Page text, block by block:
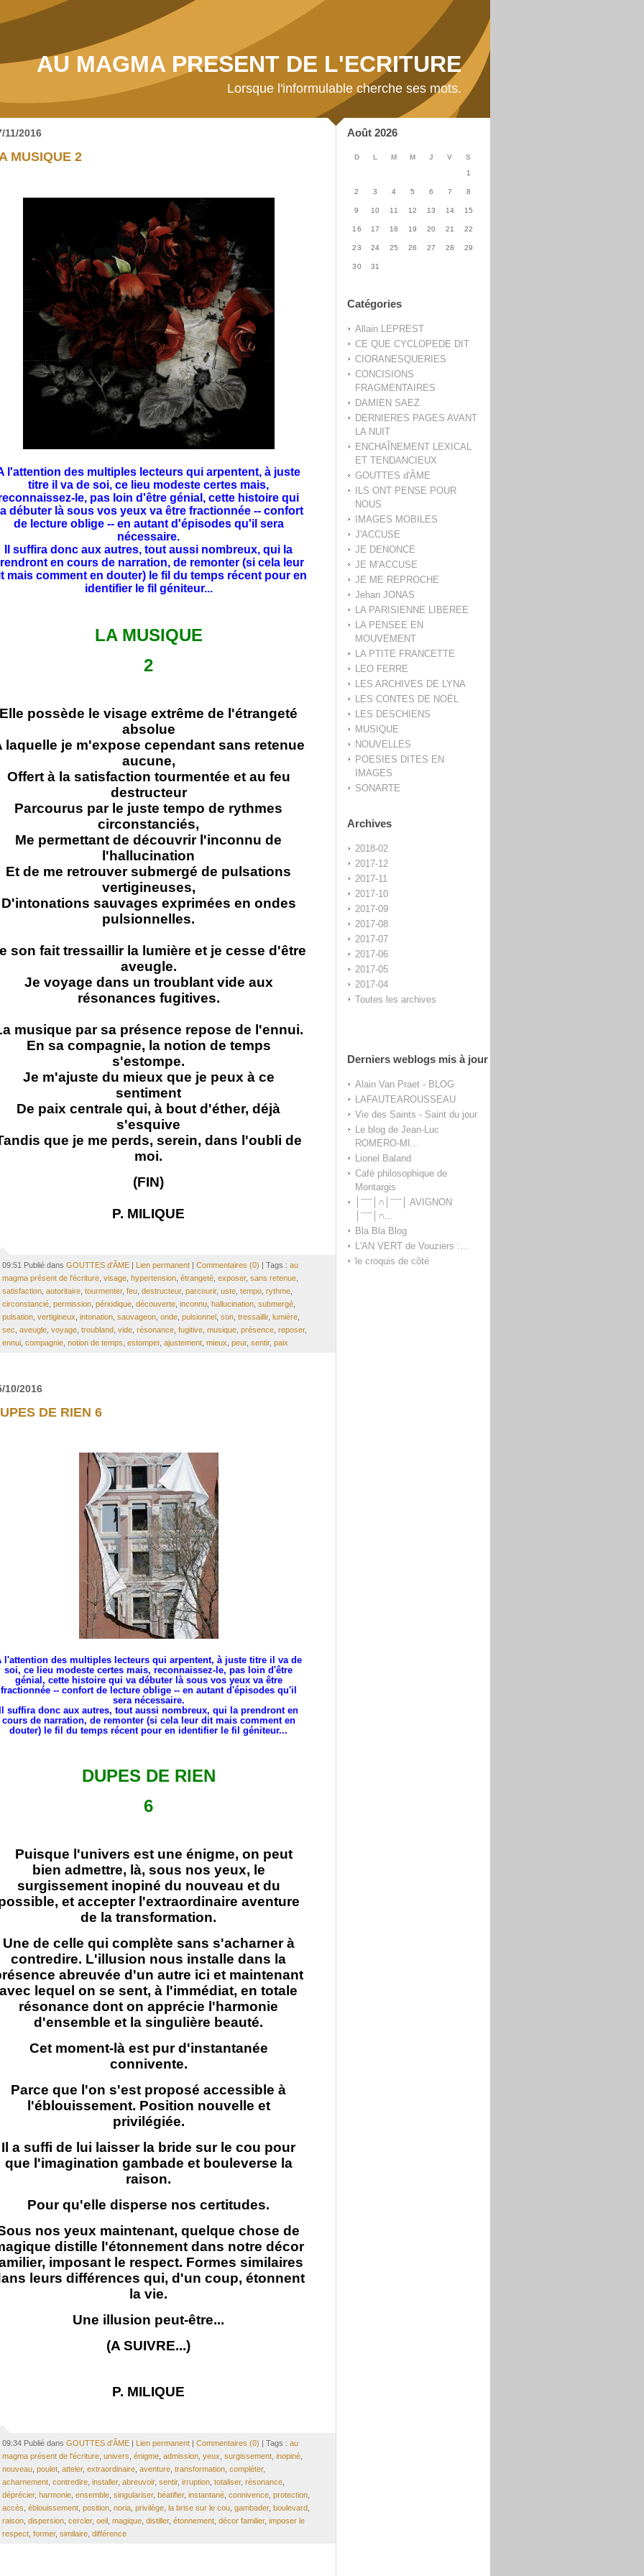
AU MAGMA PRESENT DE L'ECRITURE
Lorsque l'informulable cherche ses mots.
Août 2026
D L M M J V
S
1
2 3 4 5 6 7 8
9 10 11 12 13 14 15
16 17 18 19 20 21 22
23 24 25 26 27 28 29
30 31
Catégories
Allain LEPREST
CE QUE CYCLOPEDE DIT
CIORANESQUERIES
CONCISIONS
FRAGMENTAIRES
DAMIEN SAEZ
DERNIERES PAGES AVANT
LA NUIT
ENCHAÎNEMENT LEXICAL
ET TENDANCIEUX
GOUTTES d'ÂME
ILS ONT PENSE POUR
NOUS
IMAGES MOBILES
J'ACCUSE
JE DENONCE
JE M'ACCUSE
JE ME REPROCHE
Jehan JONAS
LA PARISIENNE LIBEREE
LA PENSEE EN
MOUVEMENT
LA PTITE FRANCETTE
LEO FERRE
LES ARCHIVES DE LYNA
LES CONTES DE NOËL
LES DESCHIENS
MUSIQUE
NOUVELLES
POESIES DITES EN
IMAGES
SONARTE
Archives
2018-02
2017-12
2017-11
2017-10
2017-09
2017-08
2017-07
2017-06
2017-05
2017-04
Toutes les archives
Derniers weblogs mis à jour
Alain Van Praet - BLOG
LAFAUTEAROUSSEAU
Vie des Saints - Saint du jour
Le blog de Jean-Luc
ROMERO-MI...
Lionel Baland
Café philosophique de
Montargis
│ˉˉˉˉ│∩│ˉˉˉˉ│ AVIGNON
│ˉˉˉˉ│∩...
Bla Bla Blog
L'AN VERT de Vouziers :...
le croquis de côté
11/2016
MUSIQUE 2
l'attention des multiples lecteurs qui arpentent, à juste
titre il va de soi, ce lieu modeste certes mais,
le, pas loin d'être génial, cette histoire qui
débuter là sous vos yeux va être fractionnée -- confort
de lecture oblige -- en autant d'épisodes qu'il sera
nécessaire.
Il suffira donc aux autres, tout aussi nombreux, qui la
en cours de narration, de remonter (si cela leur
mais comment en douter) le fil du temps récent pour en
identifier le fil géniteur...
LA MUSIQUE
2
Elle possède le visage extrême de l'étrangeté
absolue
laquelle je m'expose cependant sans retenue
aucune,
Offert à la satisfaction tourmentée et au feu
destructeur
Parcourus par le juste tempo de rythmes
circonstanciés,
Me permettant de découvrir l'inconnu de
l'hallucination
Et de me retrouver submergé de pulsations
vertigineuses,
D'intonations sauvages exprimées en ondes
pulsionnelles.
son fait tressaillir la lumière et je cesse d'être
aveugle.
Je voyage dans un troublant vide aux
résonances fugitives.
musique par sa présence repose de l'ennui.
En sa compagnie, la notion de temps
s'estompe.
Je m'ajuste du mieux que je peux à ce
sentiment
De paix centrale qui, à bout d'éther, déjà
s'esquive
que je me perds, serein, dans l'oubli de
moi.
(FIN)
P. MILIQUE
09:51 Publié dans GOUTTES d'ÂME| Lien permanent| Commentaires (0) | Tags : au
magma présent de l'écriture, visage, hypertension, étrangeté, exposer, sans retenue,
satisfaction, autoritaire, tourmenter, feu, destructeur, parcourir, uste, tempo, rythme,
circonstancié, permission, périodique, découverte, inconnu, hallucination, submergé,
pulsation, vertigineux intonation, sauvageon, onde, pulsionnel, son, tressaillir, lumière,
sec aveugle, voyage, troubland, vide, résonance, fugitive, musique, présence, reposer,
ennui, compagnie, notion de temps estomper, ajustement, mieux peur, sentir, paix
10/2016
DE RIEN 6
l'attention des multiples lecteurs qui arpentent, à juste titre il va de
soi, ce lieu modeste certes mais, reconnaissez-le, pas loin d'être
génial, cette histoire qui va débuter là sous vos yeux va être
fractionnée -- confort de lecture oblige -- en autant d'épisodes qu'il
sera nécessaire.
suffira donc aux autres, tout aussi nombreux, qui la prendront en
cours de narration, de remonter (si cela leur dit mais comment en
douter) le fil du temps récent pour en identifier le fil géniteur...
DUPES DE RIEN
6
Puisque l'univers est une énigme, on peut
bien admettre, là, sous nos yeux, le
surgissement inopiné du nouveau et du
et accepter l'extraordinaire aventure
de la transformation.
Une de celle qui complète sans s'acharner à
contredire. L'illusion nous installe dans la
abreuvée d'un autre ici et maintenant
avec lequel on se sent, à l'immédiat, en totale
résonance dont on apprécie l'harmonie
d'ensemble et la singulière beauté.
Cet moment-là est pur d'instantanée
connivente.
Parce que l'on s'est proposé accessible à
l'éblouissement. Position nouvelle et
privilégiée.
Il a suffi de lui laisser la bride sur le cou pour
que l'imagination gambade et bouleverse la
raison.
Pour qu'elle disperse nos certitudes.
nos yeux maintenant, quelque chose de
distille l'étonnement dans notre décor
imposant le respect. Formes similaires
leurs différences qui, d'un coup, étonnent
la vie.
Une illusion peut-être...
(A SUIVRE...)
P. MILIQUE
09:34 Publié dans GOUTTES d'ÂME| Lien permanent| Commentaires (0) | Tags : au
magma présent de l'écriture, univers énigme, admission, yeux surgissement, inopiné,
nouveau, poulet, atteler, extraordinaire, aventure, transformation, compléter,
acharnement, contredire, installer, abreuvoir, sentir, irruption, totaliser, résonance,
déprécier, harmonie, ensemble, singulariser, béatifier, instantané, connivence, protection,
accès éblouissement, position, noria, privilège, la brise sur le cou, gambader, boulevard
raison, dispersion, cercler, oeil magique, distiller, étonnement, décor familier, imposer le
respect, former, similaire, différence